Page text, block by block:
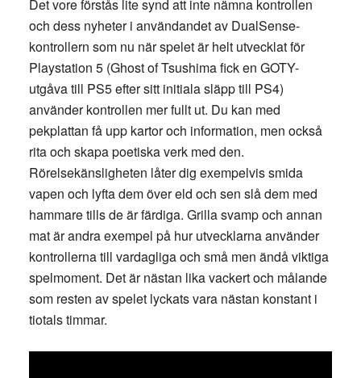
Det vore förstås lite synd att inte nämna kontrollen
och dess nyheter i användandet av DualSense-
kontrollern som nu när spelet är helt utvecklat för
Playstation 5 (Ghost of Tsushima fick en GOTY-
utgåva till PS5 efter sitt initiala släpp till PS4)
använder kontrollen mer fullt ut. Du kan med
pekplattan få upp kartor och information, men också
rita och skapa poetiska verk med den.
Rörelsekänsligheten låter dig exempelvis smida
vapen och lyfta dem över eld och sen slå dem med
hammare tills de är färdiga. Grilla svamp och annan
mat är andra exempel på hur utvecklarna använder
kontrollerna till vardagliga och små men ändå viktiga
spelmoment. Det är nästan lika vackert och målande
som resten av spelet lyckats vara nästan konstant i
tiotals timmar.